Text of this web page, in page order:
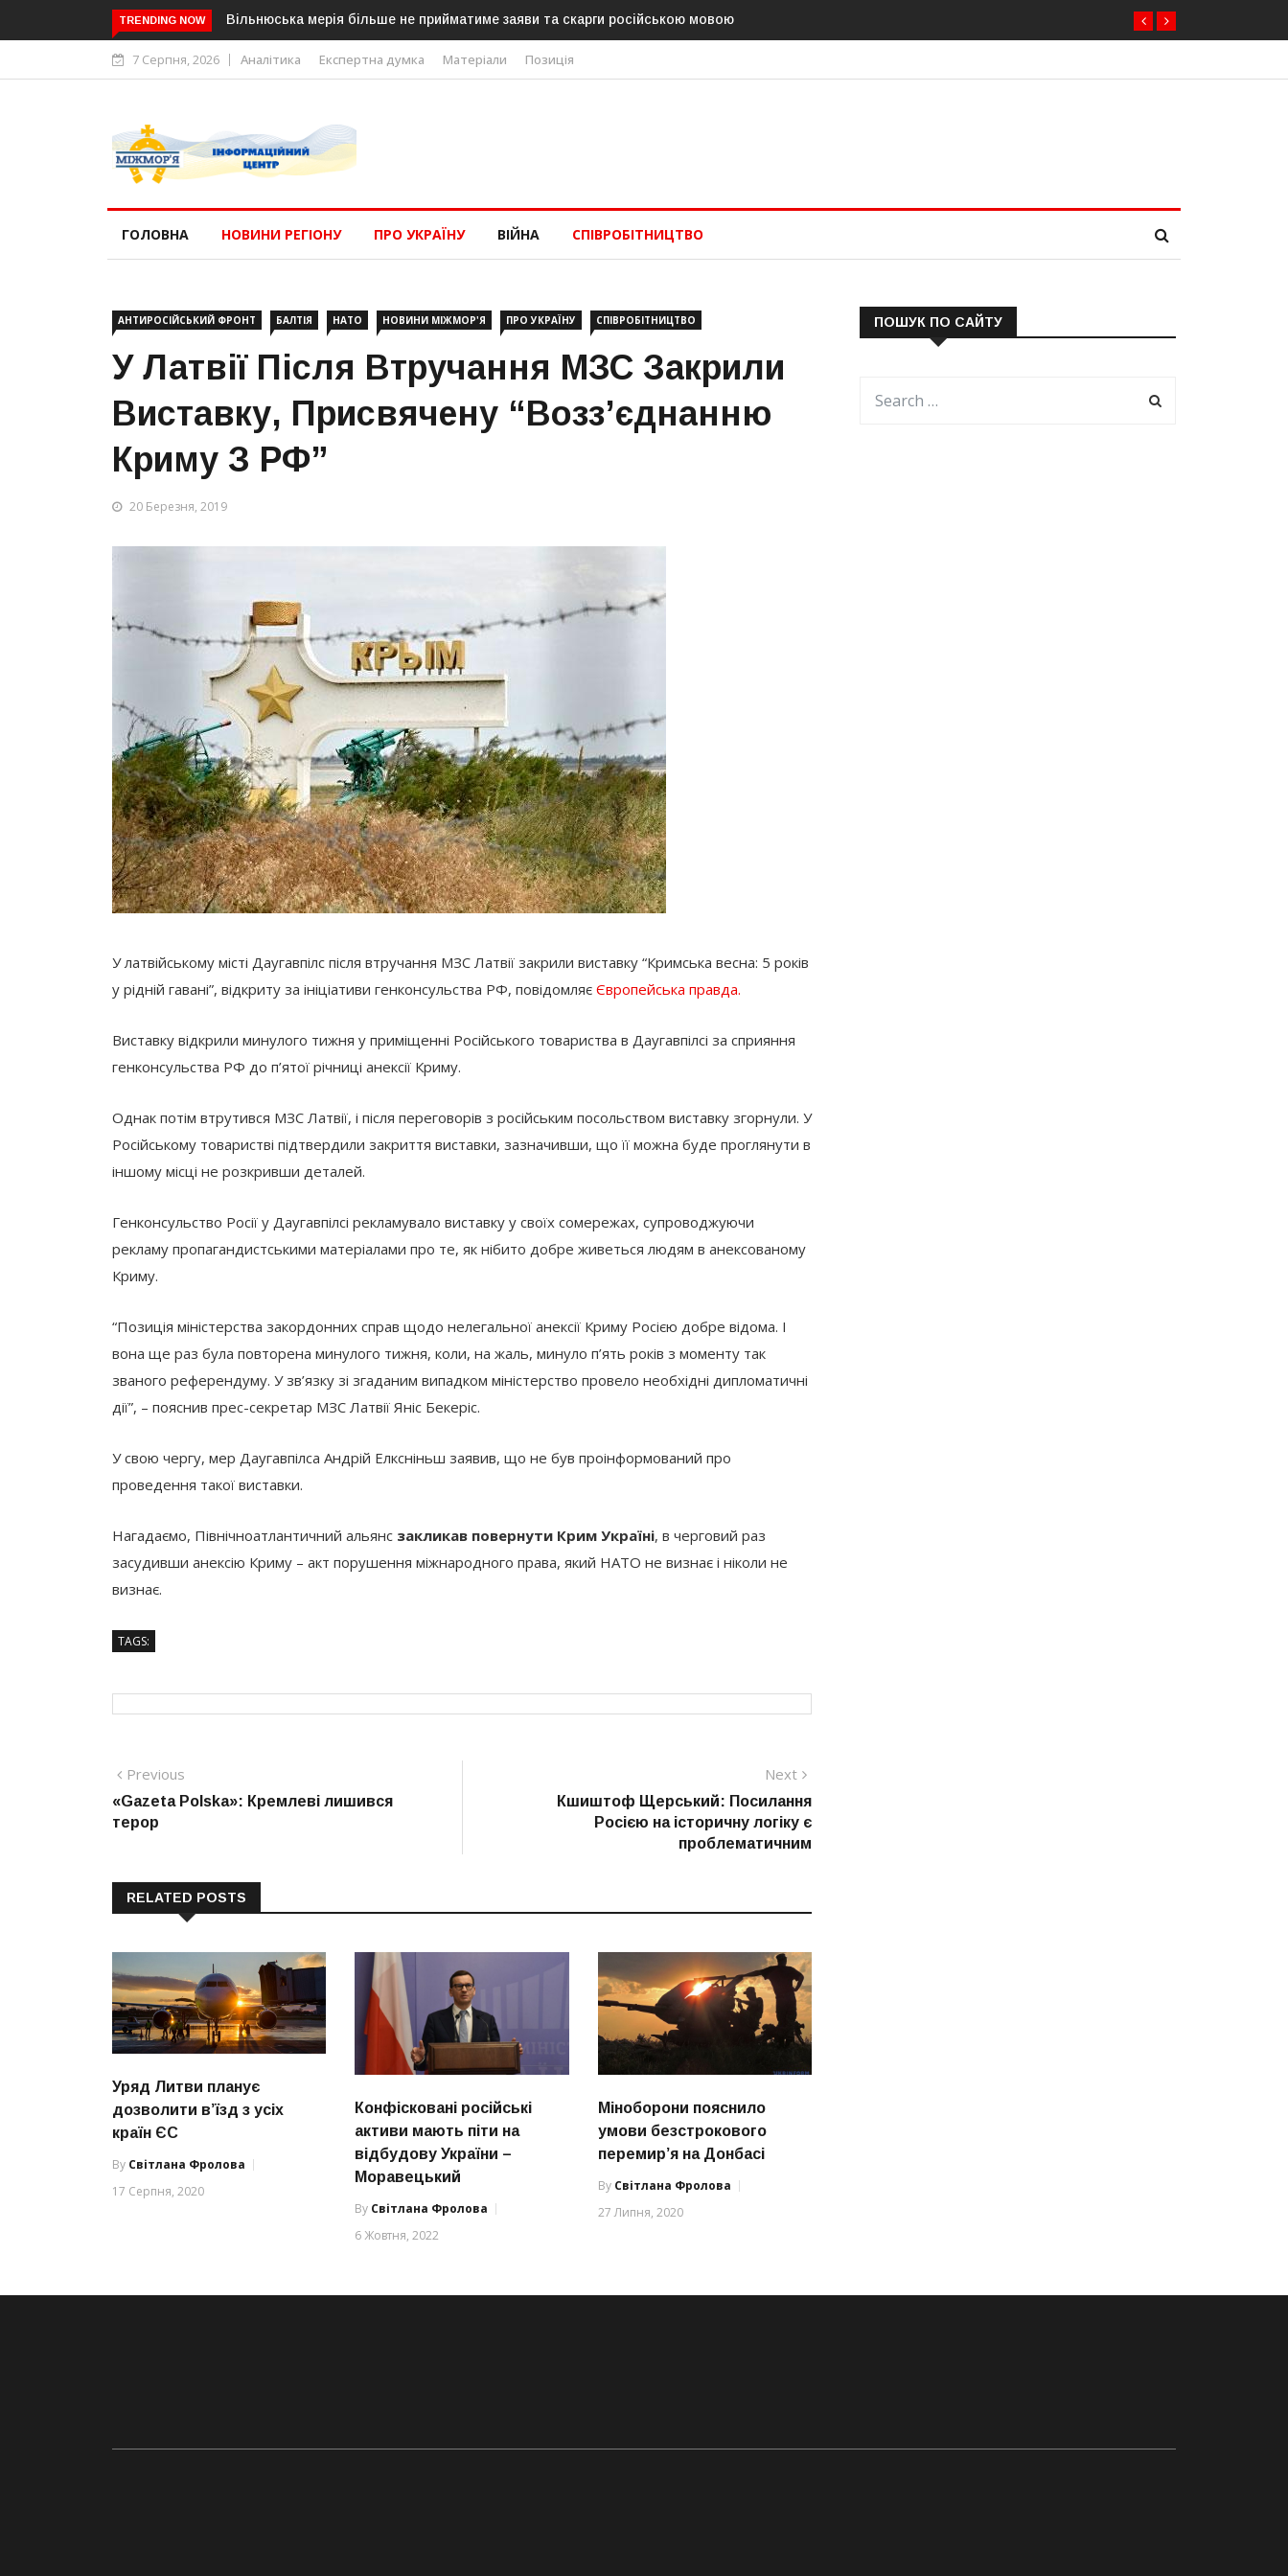
TRENDING NOW Вільнюська мерія більше не прийматиме заяви та скарги російською мовою
7 Серпня, 2026 Аналітика Експертна думка Матеріали Позиція
ГОЛОВНА НОВИНИ РЕГІОНУ ПРО УКРАЇНУ ВІЙНА СПІВРОБІТНИЦТВО
АНТИРОСІЙСЬКИЙ ФРОНТ БАЛТІЯ НАТО НОВИНИ МІЖМОР'Я ПРО УКРАЇНУ СПІВРОБІТНИЦТВО
У Латвії Після Втручання МЗС Закрили
Виставку, Присвячену “возз’єднанню
Криму З РФ”
20 Березня, 2019
У латвійському місті Даугавпілс після втручання МЗС Латвії закрили виставку “Кримська весна: 5 років
у рідній гавані”, відкриту за ініціативи генконсульства РФ, повідомляє Європейська правда.
Виставку відкрили минулого тижня у приміщенні Російського товариства в Даугавпілсі за сприяння
генконсульства РФ до п’ятої річниці анексії Криму.
Однак потім втрутився МЗС Латвії, і після переговорів з російським посольством виставку згорнули. У
Російському товаристві підтвердили закриття виставки, зазначивши, що її можна буде проглянути в
іншому місці не розкривши деталей.
Генконсульство Росії у Даугавпілсі рекламувало виставку у своїх сомережах, супроводжуючи
рекламу пропагандистськими матеріалами про те, як нібито добре живеться людям в анексованому
Криму.
“Позиція міністерства закордонних справ щодо нелегальної анексії Криму Росією добре відома. І
вона ще раз була повторена минулого тижня, коли, на жаль, минуло п’ять років з моменту так
званого референдуму. У зв’язку зі згаданим випадком міністерство провело необхідні дипломатичні
дії”, – пояснив прес-секретар МЗС Латвії Яніс Бекеріс.
У свою чергу, мер Даугавпілса Андрій Елксніньш заявив, що не був проінформований про
проведення такої виставки.
Нагадаємо, Північноатлантичний альянс закликав повернути Крим Україні, в черговий раз
засудивши анексію Криму – акт порушення міжнародного права, який НАТО не визнає і ніколи не
визнає.
TAGS:
Навігація
записів
Previous
post:
«Gazeta Polska»: Кремлеві лишився
терор
Next
post:
Кшиштоф Щерський: Посилання
Росією на історичну логіку є
проблематичним
RELATED POSTS
Уряд Литви планує
дозволити в’їзд з усіх
країн ЄС
By Світлана Фролова
17 Серпня, 2020
Конфісковані російські
активи мають піти на
відбудову України –
Моравецький
By Світлана Фролова
6 Жовтня, 2022
Міноборони пояснило
умови безстрокового
перемир’я на Донбасі
By Світлана Фролова
27 Липня, 2020
ПОШУК ПО САЙТУ